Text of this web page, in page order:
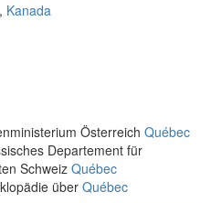
Kanada
Österreich Québec
Departement für
Schweiz Québec
über Québec